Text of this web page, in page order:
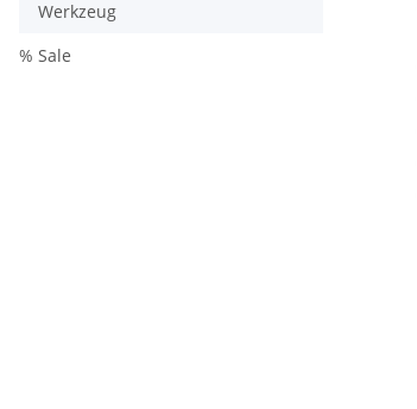
Werkzeug
% Sale